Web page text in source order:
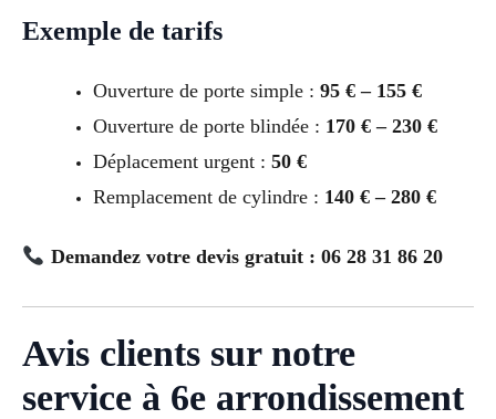
Exemple de tarifs
Ouverture de porte simple : 95 € – 155 €
Ouverture de porte blindée : 170 € – 230 €
Déplacement urgent : 50 €
Remplacement de cylindre : 140 € – 280 €
Demandez votre devis gratuit : 06 28 31 86 20
Avis clients sur notre
service à 6e arrondissement